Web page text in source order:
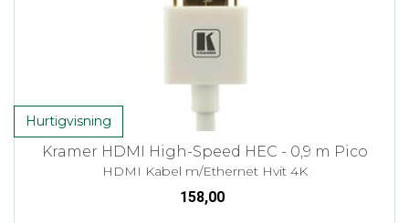
Hurtigvisning
Kramer HDMI High-Speed HEC - 0,9 m Pico
HDMI Kabel m/Ethernet Hvit 4K
158,00